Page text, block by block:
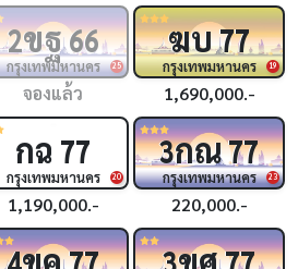
25
2ขฐ66
กรุงเทพมหานคร
จองแล้ว
19
ฆบ77
กรุงเทพมหานคร
1,690,000.-
20
กฉ 77
กรุงเทพมหานคร
1,190,000.-
23
3กณ77
กรุงเทพมหานคร
220,000.-
ขค ขศ